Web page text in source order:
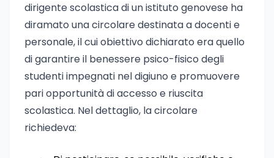
dirigente scolastica di un istituto genovese ha
diramato una circolare destinata a docenti e
personale, il cui obiettivo dichiarato era quello
di garantire il benessere psico-fisico degli
studenti impegnati nel digiuno e promuovere
pari opportunità di accesso e riuscita
scolastica. Nel dettaglio, la circolare
richiedeva: